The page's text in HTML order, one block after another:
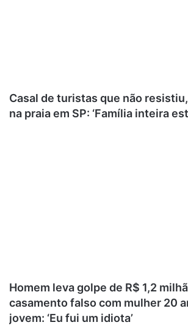
Casal de turistas que não
na praia em SP: ‘Família inteira
Homem leva golpe de R$ 1,2
casamento falso com mulher 20
jovem: ‘Eu fui um idiota’